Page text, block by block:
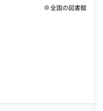
全国の図書館